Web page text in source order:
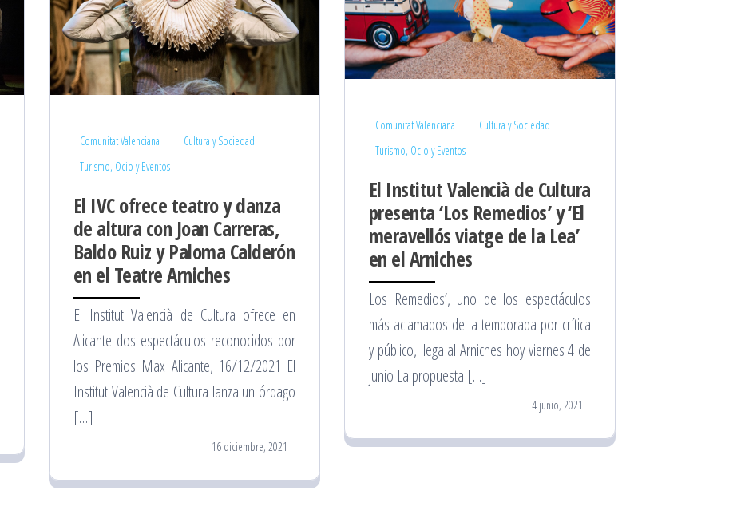
Comunitat Valenciana
Cultura y Sociedad
Turismo, Ocio y Eventos
El IVC ofrece teatro y danza
de altura con Joan Carreras,
Baldo Ruiz y Paloma Calderón
en el Teatre Arniches
El Institut Valencià de Cultura ofrece en
Alicante dos espectáculos reconocidos por
los Premios Max Alicante, 16/12/2021 El
Institut Valencià de Cultura lanza un órdago
[…]
16 diciembre, 2021
Comunitat Valenciana
Cultura y Sociedad
Turismo, Ocio y Eventos
El Institut Valencià de Cultura
presenta ‘Los Remedios’ y ‘El
meravellós viatge de la Lea’
en el Arniches
Los Remedios’, uno de los espectáculos
más aclamados de la temporada por crítica
y público, llega al Arniches hoy viernes 4 de
junio La propuesta […]
4 junio, 2021